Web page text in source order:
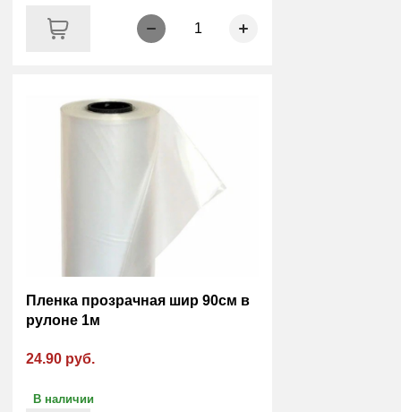
1
Пленка прозрачная шир 90см в
рулоне 1м
24.90 руб.
В наличии